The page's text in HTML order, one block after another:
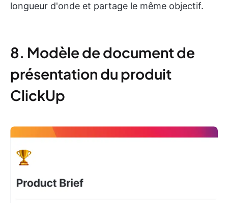
longueur d'onde et partage le même objectif.
8. Modèle de document de
présentation du produit
ClickUp